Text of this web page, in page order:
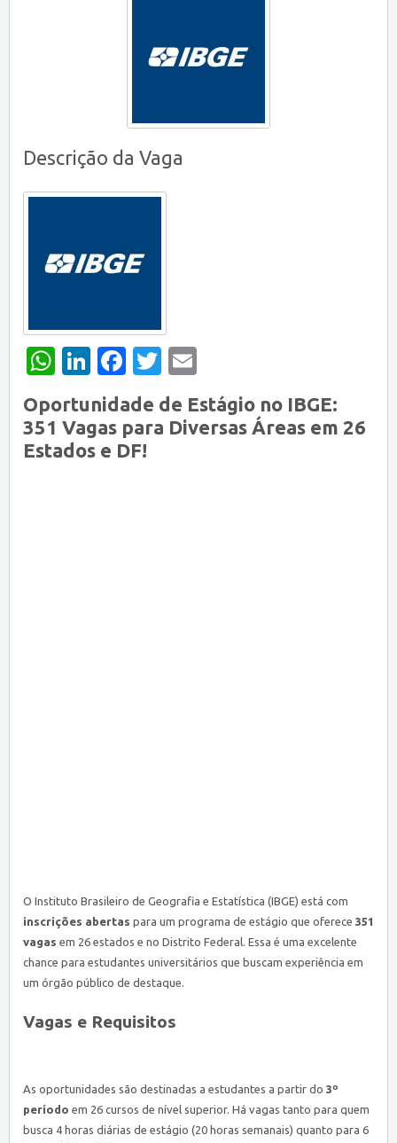
Descrição da Vaga
WhatsApp
LinkedIn
Facebook
Twitter
Oportunidade de Estágio no IBGE:
351 Vagas para Diversas Áreas em 26
Estados e DF!
O Instituto Brasileiro de Geografia e Estatística (IBGE) está com
inscrições abertas para um programa de estágio que oferece 351
vagas em 26 estados e no Distrito Federal. Essa é uma excelente
chance para estudantes universitários que buscam experiência em
um órgão público de destaque.
Vagas e Requisitos
As oportunidades são destinadas a estudantes a partir do 3º
período em 26 cursos de nível superior. Há vagas tanto para quem
busca 4 horas diárias de estágio (20 horas semanais) quanto para 6